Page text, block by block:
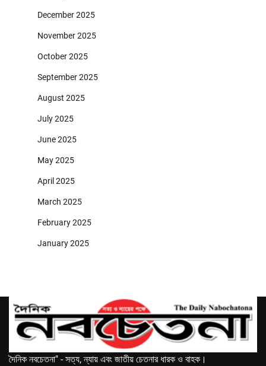
December 2025
November 2025
October 2025
September 2025
August 2025
July 2025
June 2025
May 2025
April 2025
March 2025
February 2025
January 2025
দৈনিক নবচেতনা" - সত্য, ন্যায় এবং জাতীয় চেতনার ধারক ও বাহক।